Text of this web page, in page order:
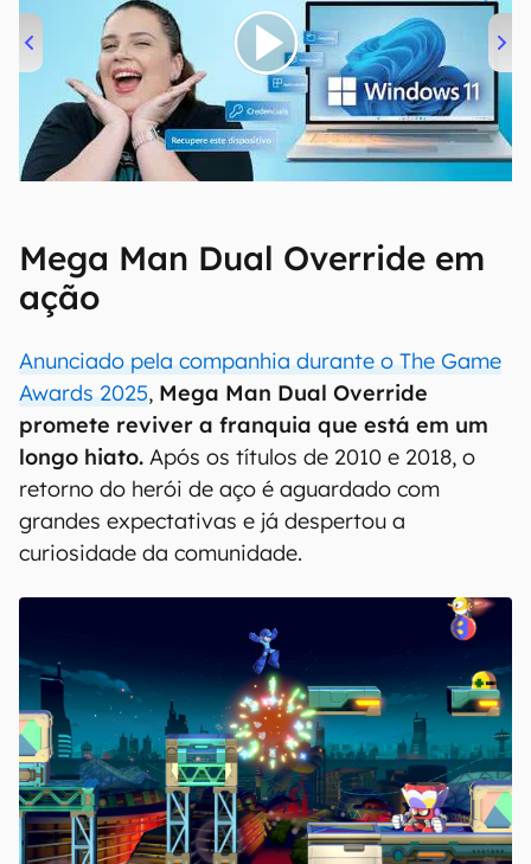
00:00 04:52
Mega Man Dual Override em
ação
Anunciado pela companhia durante o The Game
Awards 2025, Mega Man Dual Override
promete reviver a franquia que está em um
longo hiato. Após os títulos de 2010 e 2018, o
retorno do herói de aço é aguardado com
grandes expectativas e já despertou a
curiosidade da comunidade.